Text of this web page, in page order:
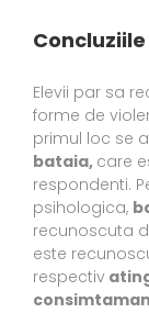
Elevii par sa
forme de
primul loc se
bataia, care
respondenti.
psihologica,
recunoscuta
este
respectiv